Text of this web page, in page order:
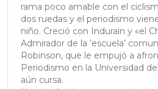
rama poco amable con el
dos ruedas y el periodismo
niño. Creció con Indurain y «el
Admirador de la ‘escuela’
Robinson, que le empujó a
Periodismo en la Universidad
aún cursa.